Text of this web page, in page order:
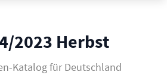
2023 Herbst
Katalog für Deutschland